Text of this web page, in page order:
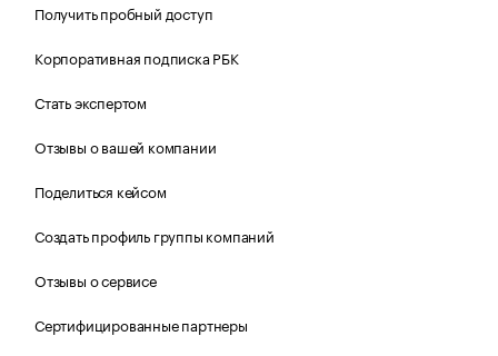
Получить пробный доступ
Корпоративная подписка РБК
Стать экспертом
Отзывы о вашей компании
Поделиться кейсом
Создать профиль группы компаний
Отзывы о сервисе
Сертифицированные партнеры